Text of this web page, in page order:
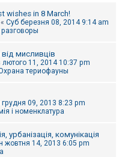
wishes in 8 March!
« Суб березня 08, 2014 9:14 am
разговоры
від мисливців
лютого 11, 2014 10:37 pm
териофауны
грудня 09, 2013 8:23 pm
і номенклатура
комунікація
жовтня 14, 2013 6:05 pm